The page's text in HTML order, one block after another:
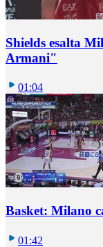
Shields esalta
Armani"
01:04
Basket: Milano
01:42